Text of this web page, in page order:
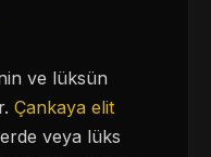
ve lüksün
Çankaya elit
veya lüks